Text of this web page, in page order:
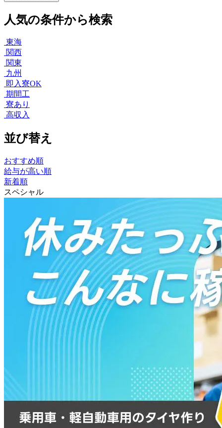
人気の条件から検索
東海
関西
関東
九州
即入寮OK
期間工
寮あり
高収入
並び替え
おすすめ順
給与が高い順
新着順
スペシャル